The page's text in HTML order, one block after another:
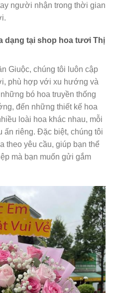
người nhận trong thời gian
dạng tại shop hoa tươi Thị
Giuộc, chúng tôi luôn cập
phù hợp với xu hướng và
bó hoa truyền thống
đến những thiết kế hoa
loài hoa khác nhau, mỗi
ấn riêng. Đặc biệt, chúng tôi
theo yêu cầu, giúp bạn thể
mà bạn muốn gửi gắm